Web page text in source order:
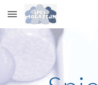
Skip to main content